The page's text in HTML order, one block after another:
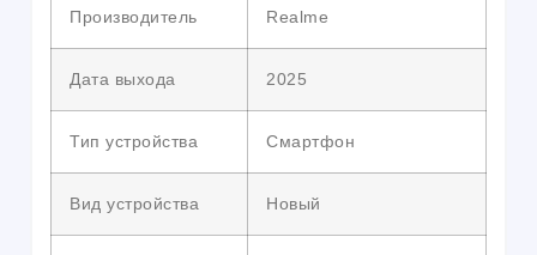
Производитель Realme
Дата выхода 2025
Тип устройства Смартфон
Вид устройства Новый